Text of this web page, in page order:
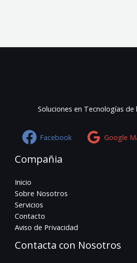
Soluciones en Tecnologías
Facebook Google
Compañia
Inicio
Sobre Nosotros
Servicios
Contacto
Aviso de Privacidad
Contacta con Nosotros